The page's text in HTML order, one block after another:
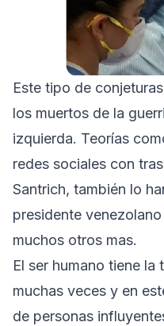
Este tipo de
los muertos de la
izquierda. Teorías
redes sociales con
Santrich, también lo
presidente
muchos otros mas.
El ser humano tiene la
muchas veces y en
de personas